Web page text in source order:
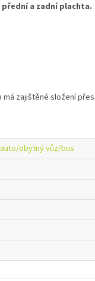
a zadní plachta.
zajištěné složení
obytný vůz/bus